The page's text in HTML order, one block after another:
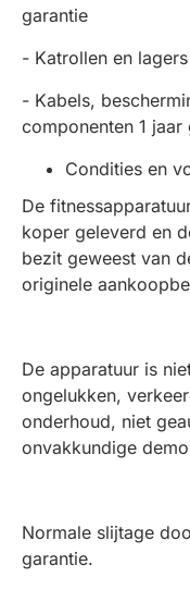
garantie
- Katrollen en
- Kabels,
componenten 1 jaar
Condities en
De
koper geleverd en
bezit geweest van
originele
De apparatuur is
ongelukken,
onderhoud, niet
onvakkundige
Normale slijtage
garantie.